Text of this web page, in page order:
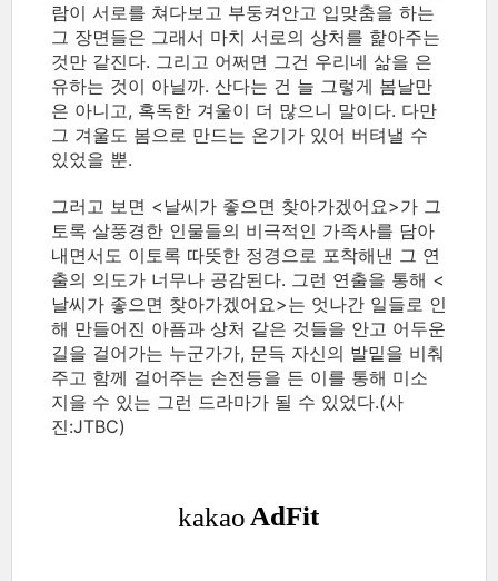
람이 서로를 쳐다보고 부둥켜안고 입맞춤을 하는
그 장면들은 그래서 마치 서로의 상처를 핥아주는
것만 같진다. 그리고 어쩌면 그건 우리네 삶을 은
유하는 것이 아닐까. 산다는 건 늘 그렇게 봄날만
은 아니고, 혹독한 겨울이 더 많으니 말이다. 다만
그 겨울도 봄으로 만드는 온기가 있어 버텨낼 수
있었을 뿐.
그러고 보면 <날씨가 좋으면 찾아가겠어요>가 그
토록 살풍경한 인물들의 비극적인 가족사를 담아
내면서도 이토록 따뜻한 정경으로 포착해낸 그 연
출의 의도가 너무나 공감된다. 그런 연출을 통해 <
날씨가 좋으면 찾아가겠어요>는 엇나간 일들로 인
해 만들어진 아픔과 상처 같은 것들을 안고 어두운
길을 걸어가는 누군가가, 문득 자신의 발밑을 비춰
주고 함께 걸어주는 손전등을 든 이를 통해 미소
지을 수 있는 그런 드라마가 될 수 있었다.(사
진:JTBC)